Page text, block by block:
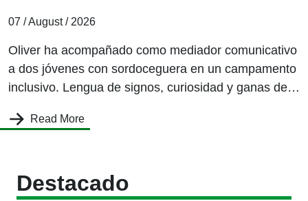
07 / August / 2026
Oliver ha acompañado como mediador comunicativo
a dos jóvenes con sordoceguera en un campamento
inclusivo. Lengua de signos, curiosidad y ganas de
Read More
Destacado